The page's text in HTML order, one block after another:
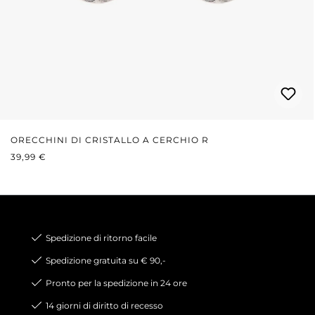
ORECCHINI DI CRISTALLO A CERCHIO R
PREZZO NORMALE:
39,99 €
Spedizione di ritorno facile
Spedizione gratuita su € 90,-
Pronto per la spedizione in 24 ore
14 giorni di diritto di recesso